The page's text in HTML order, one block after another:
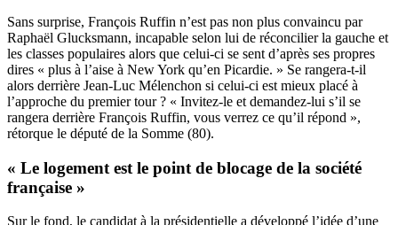
Sans surprise, François Ruffin n’est pas non plus convaincu par
Raphaël Glucksmann, incapable selon lui de réconcilier la gauche et
les classes populaires alors que celui-ci se sent d’après ses propres
dires « plus à l’aise à New York qu’en Picardie. » Se rangera-t-il
alors derrière Jean-Luc Mélenchon si celui-ci est mieux placé à
l’approche du premier tour ? « Invitez-le et demandez-lui s’il se
rangera derrière François Ruffin, vous verrez ce qu’il répond »,
rétorque le député de la Somme (80).
« Le logement est le point de blocage de la société
française »
Sur le fond, le candidat à la présidentielle a développé l’idée d’une